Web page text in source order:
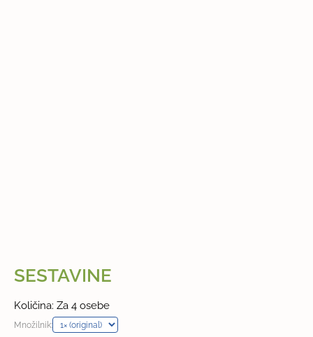
SESTAVINE
Količina: Za 4 osebe
Množilnik: